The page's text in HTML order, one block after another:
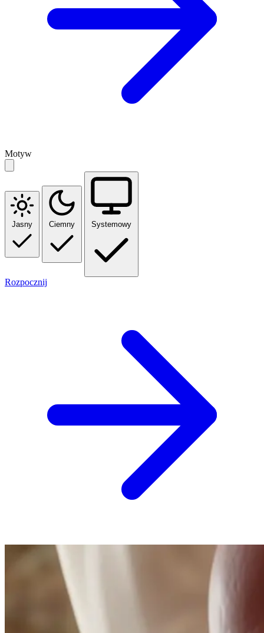
Motyw
Jasny Ciemny Systemowy
Rozpocznij